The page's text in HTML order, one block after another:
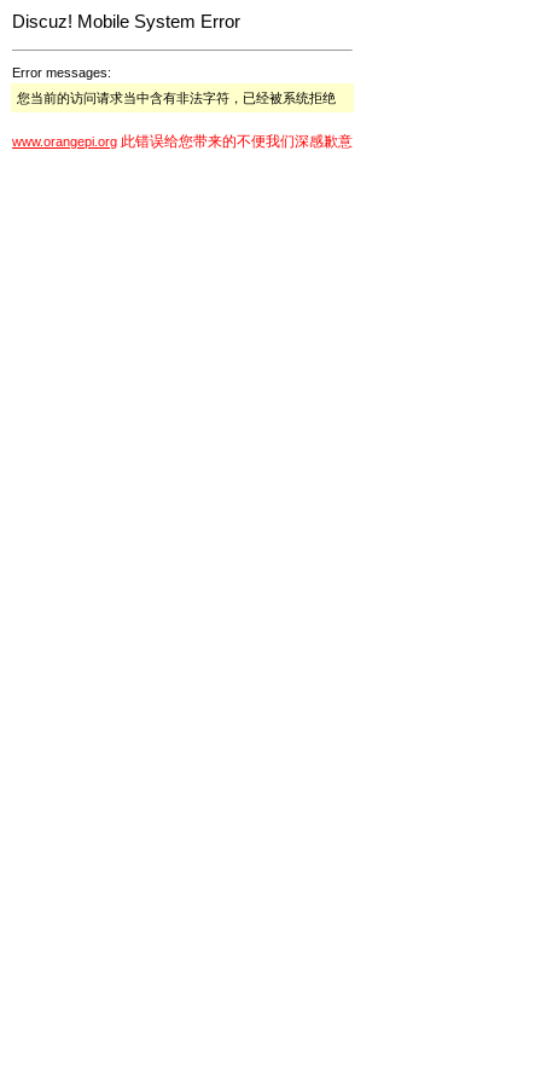
Discuz! Mobile System Error
Error messages:
您当前的访问请求当中含有非法字符，已经被系统拒绝
www.orangepi.org 此错误给您带来的不便我们深感歉意